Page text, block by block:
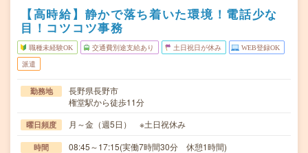
【高時給】静かで落ち着いた環境！電話少な
目！コツコツ事務
職種未経験OK 交通費別途支給あり 土日祝日が休み WEB登録OK
派遣
勤務地
長野県長野市
権堂駅から徒歩11分
曜日頻度 月～金（週5日） ※土日祝休み
時間 08:45～17:15(実働7時間30分 休憩1時間)